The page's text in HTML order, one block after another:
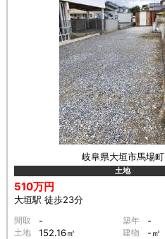
岐阜県大垣市馬場町
土地
510万円
大垣駅 徒歩23分
間取 - 築年 -
土地 152.16㎡ 建物 -㎡